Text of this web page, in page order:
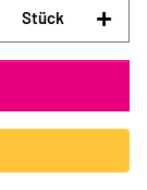
Stück